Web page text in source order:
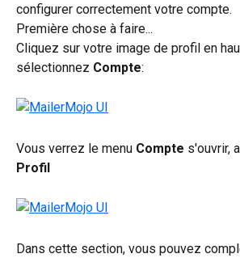
configurer correctement votre compte.
Première chose à faire...
Cliquez sur votre image de profil en
sélectionnez Compte:
Vous verrez le menu Compte s'ouvrir,
Profil
Dans cette section, vous pouvez